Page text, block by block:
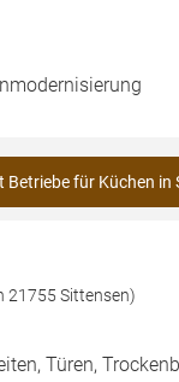
Betriebe für Küchen in
21755 Sittensen)
Türen,